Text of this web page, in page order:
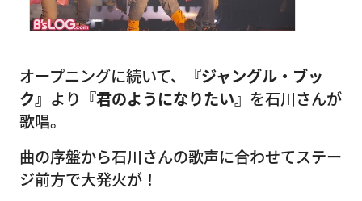
オープニングに続いて、
『ジャングル・ブッ
ク』 より 『君のようになりたい』 を石川さんが
歌唱。
曲の序盤から石川さんの歌声に合わせてステー
ジ前方で大発火が！